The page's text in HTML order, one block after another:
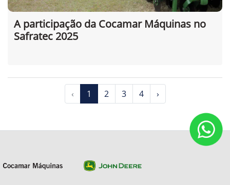
A participação da Cocamar Máquinas no
Safratec 2025
‹ 1 2 3 4 ›